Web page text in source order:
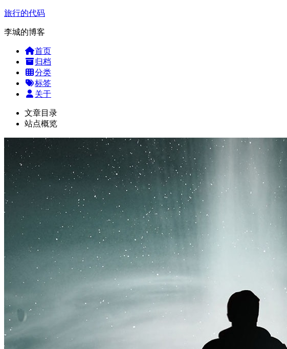
旅行的代码
李城的博客
首页
归档
分类
标签
关于
文章目录
站点概览